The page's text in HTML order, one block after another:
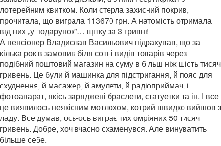
лотерейним квитком. Коли стерла захисний покрив,
прочитала, що виграла 113670 грн. А натомість отримала
від них „у подарунок”… щітку за 3 гривні!
А пенсіонер Владислав Васильович підрахував, що за
кілька років замовив біля сотні видів товарів через
подібний поштовий магазин на суму в більш ніж шість тисяч
гривень. Це були й машинка для підстригання, й пояс для
схуднення, й масажер, й амулети, й радіоприймач, і
фотоапарат, якісь заряджені браслети, статуетки та ін. І все
це виявилось неякісним мотлохом, котрий швидко вийшов з
ладу. Все думав, ось-ось виграє тих омріяних 50 тисяч
гривень. Добре, хоч вчасно схаменувся. Але винуватить
більше себе.